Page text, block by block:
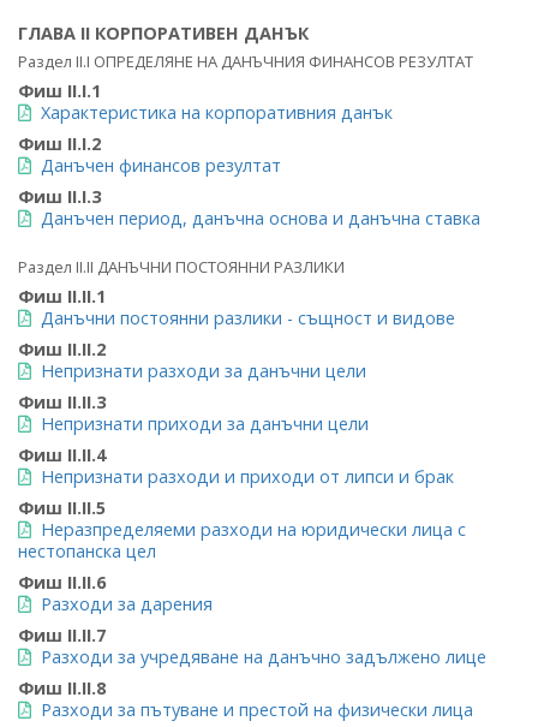
ГЛАВА II КОРПОРАТИВЕН ДАНЪК
Раздел II.I ОПРЕДЕЛЯНЕ НА ДАНЪЧНИЯ ФИНАНСОВ РЕЗУЛТАТ
Фиш II.I.1
Характеристика на корпоративния данък
Фиш II.I.2
Данъчен финансов резултат
Фиш II.I.3
Данъчен период, данъчна основа и данъчна ставка
Раздел II.II ДАНЪЧНИ ПОСТОЯННИ РАЗЛИКИ
Фиш II.II.1
Данъчни постоянни разлики - същност и видове
Фиш II.II.2
Непризнати разходи за данъчни цели
Фиш II.II.3
Непризнати приходи за данъчни цели
Фиш II.II.4
Непризнати разходи и приходи от липси и брак
Фиш II.II.5
Неразпределяеми разходи на юридически лица с
нестопанска цел
Фиш II.II.6
Разходи за дарения
Фиш II.II.7
Разходи за учредяване на данъчно задължено лице
Фиш II.II.8
Разходи за пътуване и престой на физически лица